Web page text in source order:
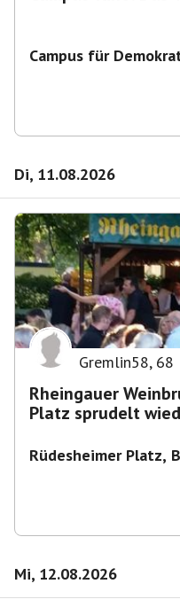
Campus für
Di, 11.08.2026
Gremlin58, 68
Rheingauer
Platz sprudelt
Rüdesheimer Platz,
Mi, 12.08.2026